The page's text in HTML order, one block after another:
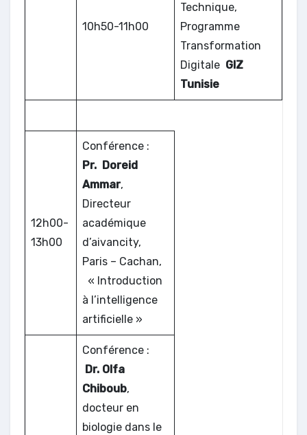
10h50-11h00
Technique,
Programme
Transformation
Digitale GIZ
Tunisie
12h00-
13h00
Conférence :
Pr. Doreid
Ammar,
Directeur
académique
d’aivancity,
Paris – Cachan,
« Introduction
à l’intelligence
artificielle »
Conférence :
Dr. Olfa
Chiboub,
docteur en
biologie dans le